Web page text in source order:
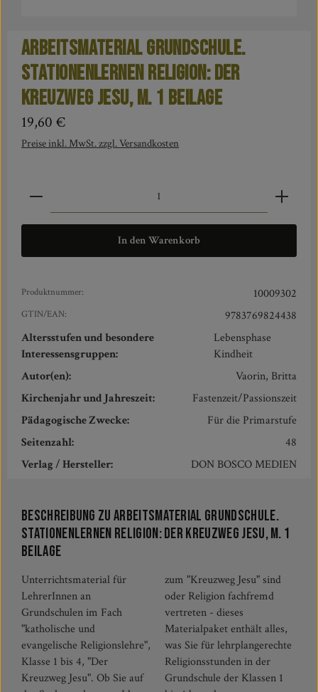
Arbeitsmaterial Grundschule.
Stationenlernen Religion: Der
Kreuzweg Jesu, m. 1 Beilage
Regulärer Preis:
19,60 €
Preise inkl. MwSt. zzgl. Versandkosten
Produkt Anzahl: Gib den gewünschten Wert ein oder
In den Warenkorb
Produktnummer: 10009302
GTIN/EAN:
9783769824438
Altersstufen und besondere
Interessensgruppen:
Lebensphase
Kindheit
Autor(en):
Vaorin, Britta
Kirchenjahr und Jahreszeit:
Fastenzeit/Passionszeit
Pädagogische Zwecke:
Für die Primarstufe
Seitenzahl:
48
Verlag / Hersteller:
DON BOSCO MEDIEN
Beschreibung zu Arbeitsmaterial Grundschule.
Stationenlernen Religion: Der Kreuzweg Jesu, m. 1
Beilage
Unterrichtsmaterial für
LehrerInnen an
Grundschulen im Fach
"katholische und
evangelische Religionslehre",
Klasse 1 bis 4, "Der
Kreuzweg Jesu". Ob Sie auf
zum "Kreuzweg Jesu" sind
oder Religion fachfremd
vertreten - dieses
Materialpaket enthält alles,
was Sie für lehrplangerechte
Religionsstunden in der
Grundschule der Klassen 1